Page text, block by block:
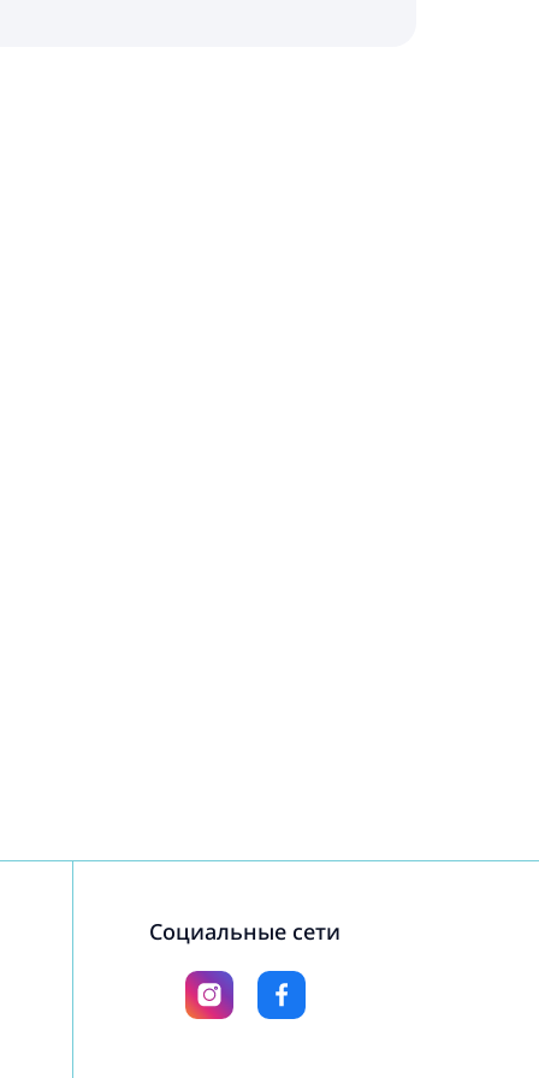
Социальные сети